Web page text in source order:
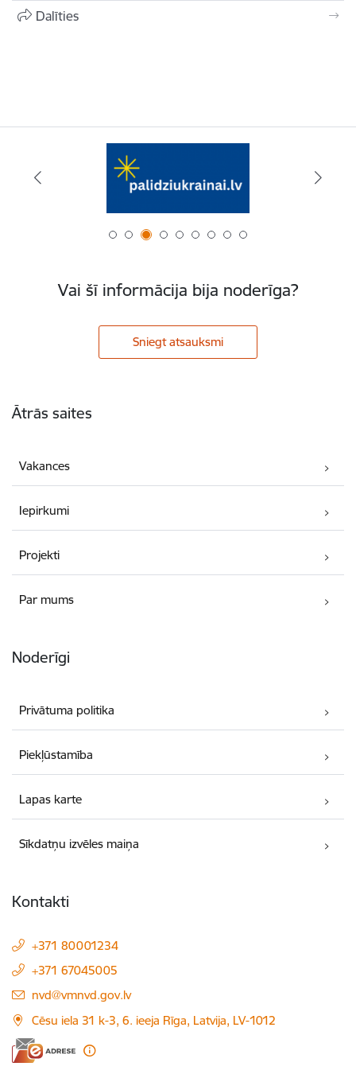
Dalīties
Vai šī informācija bija noderīga?
Sniegt atsauksmi
Ātrās saites
Vakances
Iepirkumi
Projekti
Par mums
Noderīgi
Privātuma politika
Piekļūstamība
Lapas karte
Sīkdatņu izvēles maiņa
Kontakti
+371 80001234
+371 67045005
E-pasts:
nvd@vmnvd.gov.lv
Cēsu iela 31 k-3, 6. ieeja Rīga, Latvija, LV-1012